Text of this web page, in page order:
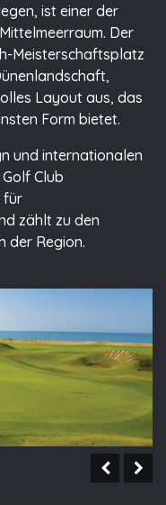
ist einer der
Der
Meisterschaftsplatz
Layout aus, das
Form bietet.
und internationalen
Club
für
zählt zu den
der Region.